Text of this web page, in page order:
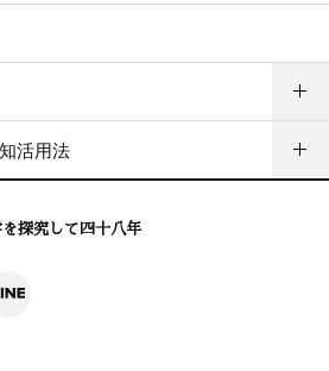
活用法
探究して四十八年